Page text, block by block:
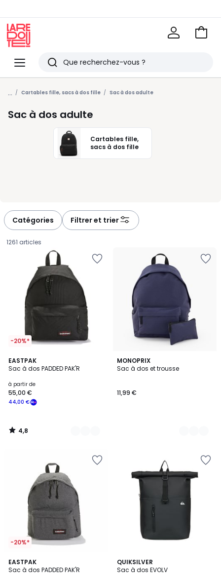
Menu
Redoute
Rechercher
Derniers
articles
vus
Voir
... Cartables fille, sacs à dos fille Sac à dos adulte
Sac à dos adulte
Cartables fille,
sacs à dos fille
Catégories Filtrer et trier
1261 articles
-20%*
EASTPAK
Sac à dos PADDED PAK'R
Prix
à
partir
55,00
€
programme
44,00
€.
à partir de
44,00 €
55,00 €
4,8
/ 5
8
Couleurs
4,8
/
MONOPRIX
Sac à dos et trousse
11,99 €
2
Couleurs
-20%*
EASTPAK
Sac à dos PADDED PAK'R
5
/
3
Couleurs
QUIKSILVER
Sac à dos EVOLV